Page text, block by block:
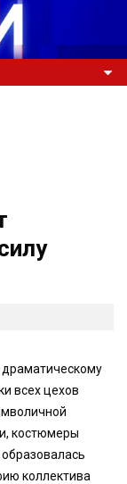
всех цехов
костюмеры
коллектива